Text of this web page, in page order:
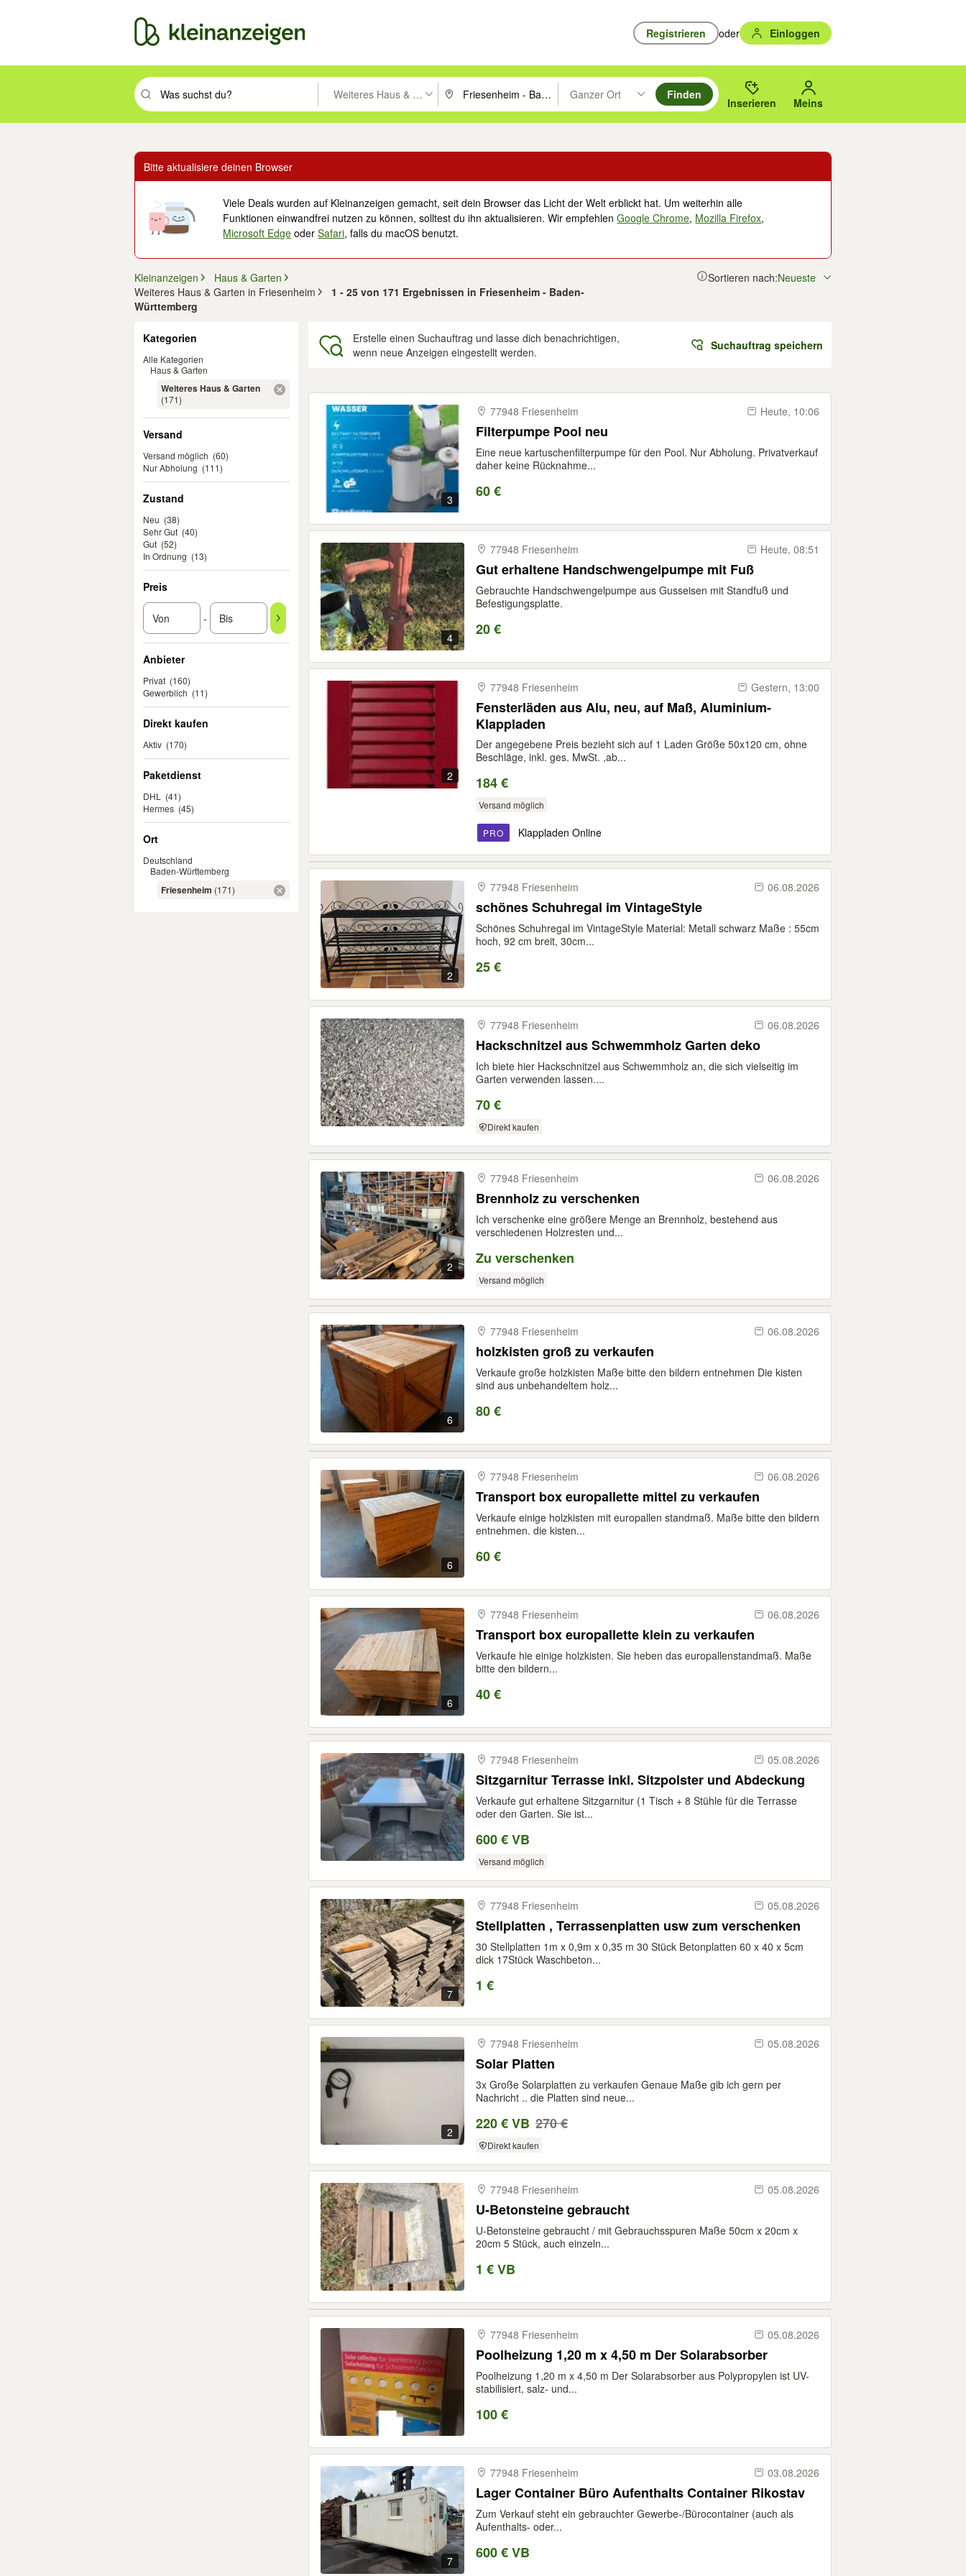
Registrieren oder Einloggen
Suchbegriff eingeben. Eingabetaste drücken um zu suchen, oder Vorschläge mit den Pfeiltasten nach oben/unten durchsuchen und mit Eingabetaste auswählen.
Weiteres Haus & Garten PLZ oder Ort eingeben. Eingabetaste drücken um zu suchen, oder Vorschläge mit den Pfeiltasten nach oben/
Ganzer Ort
Suche im Umkreis des gewählten Orts oder PLZ.
Finden
Inserieren Meins
Bitte aktualisiere deinen Browser
Viele Deals wurden auf Kleinanzeigen gemacht, seit dein Browser das Licht der Welt erblickt hat. Um weiterhin alle
Funktionen einwandfrei nutzen zu können, solltest du ihn aktualisieren. Wir empfehlenGoogle Chrome, Mozilla Firefox,
Microsoft Edge oderSafari, falls du macOS benutzt.
Kleinanzeigen
Haus & Garten
Weiteres Haus & Garten in Friesenheim
1 - 25 von 171 Ergebnissen in Friesenheim - Baden-
Württemberg
Sortieren nach:Neueste
Kategorien
Alle Kategorien
Haus & Garten
Weiteres Haus & Garten
(171)
Versand
Versand möglich (60)
Nur Abholung (111)
Zustand
Neu (38)
Sehr Gut (40)
Gut (52)
In Ordnung (13)
Preis
-
Anbieter
Privat (160)
Gewerblich (11)
Direkt kaufen
Aktiv (170)
Paketdienst
DHL
(41)
Hermes (45)
Ort
Deutschland
Baden-Württemberg
Friesenheim (171)
Erstelle einen Suchauftrag und lasse dich benachrichtigen,
wenn neue Anzeigen eingestellt werden.
Suchauftrag speichern
3
77948 Friesenheim Heute, 10:06
Filterpumpe Pool neu
Eine neue kartuschenfilterpumpe für den Pool. Nur Abholung. Privatverkauf
daher keine Rücknahme...
60 €
4
77948 Friesenheim Heute, 08:51
Gut erhaltene Handschwengelpumpe mit Fuß
Gebrauchte Handschwengelpumpe aus Gusseisen mit Standfuß und
Befestigungsplatte.
20 €
2
77948 Friesenheim Gestern, 13:00
Fensterläden aus Alu, neu, auf Maß, Aluminium-
Klappladen
Der angegebene Preis bezieht sich auf 1 Laden Größe 50x120 cm, ohne
Beschläge, inkl. ges. MwSt. ,ab...
184 €
Versand möglich
PRO Klappladen Online
2
77948 Friesenheim 06.08.2026
schönes Schuhregal im VintageStyle
Schönes Schuhregal im VintageStyle Material: Metall schwarz Maße : 55cm
hoch, 92 cm breit, 30cm...
25 €
77948 Friesenheim 06.08.2026
Hackschnitzel aus Schwemmholz Garten deko
Ich biete hier Hackschnitzel aus Schwemmholz an, die sich vielseitig im
Garten verwenden lassen....
70 €
Direkt kaufen
2
77948 Friesenheim 06.08.2026
Brennholz zu verschenken
Ich verschenke eine größere Menge an Brennholz, bestehend aus
verschiedenen Holzresten und...
Zu verschenken
Versand möglich
6
77948 Friesenheim 06.08.2026
holzkisten groß zu verkaufen
Verkaufe große holzkisten Maße bitte den bildern entnehmen Die kisten
sind aus unbehandeltem holz...
80 €
6
77948 Friesenheim 06.08.2026
Transport box europallette mittel zu verkaufen
Verkaufe einige holzkisten mit europallen standmaß. Maße bitte den bildern
entnehmen. die kisten...
60 €
6
77948 Friesenheim 06.08.2026
Transport box europallette klein zu verkaufen
Verkaufe hie einige holzkisten. Sie heben das europallenstandmaß. Maße
bitte den bildern...
40 €
77948 Friesenheim 05.08.2026
Sitzgarnitur Terrasse inkl. Sitzpolster und Abdeckung
Verkaufe gut erhaltene Sitzgarnitur (1 Tisch + 8 Stühle für die Terrasse
oder den Garten. Sie ist...
600 € VB
Versand möglich
7
77948 Friesenheim 05.08.2026
Stellplatten , Terrassenplatten usw zum verschenken
30 Stellplatten 1m x 0,9m x 0,35 m 30 Stück Betonplatten 60 x 40 x 5cm
dick 17Stück Waschbeton...
1 €
2
77948 Friesenheim 05.08.2026
Solar Platten
3x Große Solarplatten zu verkaufen Genaue Maße gib ich gern per
Nachricht .. die Platten sind neue...
220 € VB 270 €
Direkt kaufen
77948 Friesenheim 05.08.2026
U-Betonsteine gebraucht
U-Betonsteine gebraucht / mit Gebrauchsspuren Maße 50cm x 20cm x
20cm 5 Stück, auch einzeln...
1 € VB
77948 Friesenheim 05.08.2026
Poolheizung 1,20 m x 4,50 m Der Solarabsorber
Poolheizung 1,20 m x 4,50 m Der Solarabsorber aus Polypropylen ist UV-
stabilisiert, salz- und...
100 €
7
77948 Friesenheim 03.08.2026
Lager Container Büro Aufenthalts Container Rikostav
Zum Verkauf steht ein gebrauchter Gewerbe-/Bürocontainer (auch als
Aufenthalts- oder...
600 € VB